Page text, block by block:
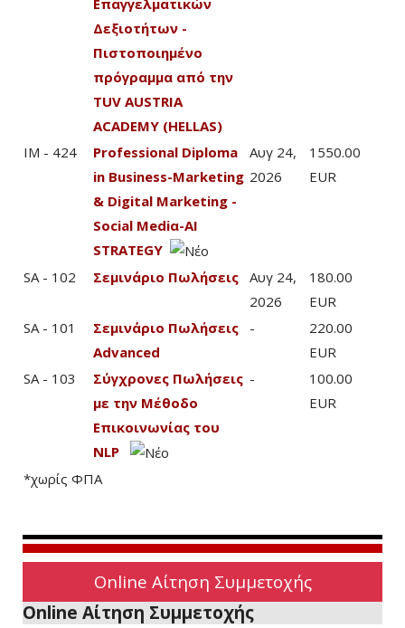
Δεξιοτήτων -
Πιστοποιημένο
πρόγραμμα από την
TUV AUSTRIA
ACADEMY (HELLAS)
IM - 424
Professional Diploma
in Business-Marketing
& Digital Marketing -
Social Mediα-AI
STRATEGY
Αυγ 24,
2026
1550.00
EUR
SA - 102 Σεμινάριο Πωλήσεις Αυγ 24,
2026
180.00
EUR
SA - 101
Σεμινάριο Πωλήσεις
Advanced
-
220.00
EUR
SA - 103
Σύγχρονες Πωλήσεις
με την Μέθοδο
Επικοινωνίας του
NLP
-
100.00
EUR
*χωρίς ΦΠΑ
Online Αίτηση Συμμετοχής
Online Αίτηση Συμμετοχής